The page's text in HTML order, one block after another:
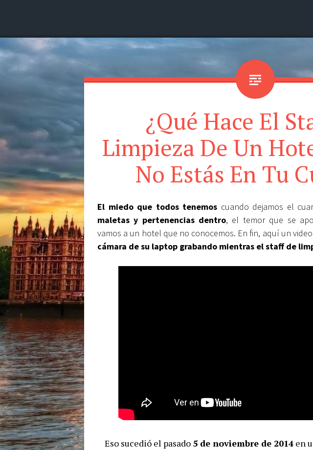
Menú
Buscar
¿Qué Hace El
Limpieza De Un
No Estás En Tu
El miedo que todos tenemos cuando dejamos el
maletas y pertenencias dentro, el temor que se
vamos a un hotel que no conocemos. En fin, aquí un
cámara de su laptop grabando mientras el staff de
Eso sucedió el pasado 5 de noviembre de 2014en